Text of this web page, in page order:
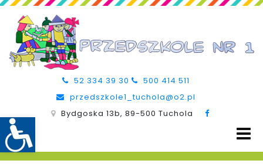
52 334 39 30
500 414 511
przedszkole1_tuchola@o2.pl
Bydgoska 13b, 89-500 Tuchola